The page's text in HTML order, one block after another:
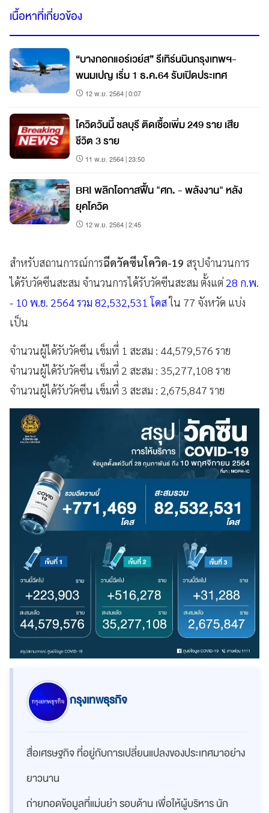
เนื้อหาที่เกี่ยวข้อง
“บางกอกแอร์เวย์ส” รีเทิร์นบินกรุงเทพฯ-
พนมเปญ เริ่ม 1 ธ.ค.64 รับเปิดประเทศ
12 พ.ย. 2564 | 0:07
โควิดวันนี้ ชลบุรี ติดเชื้อเพิ่ม 249 ราย เสีย
ชีวิต 3 ราย
11 พ.ย. 2564 | 23:50
BRI พลิกโอกาสฟื้น "ศก. - พลังงาน" หลัง
ยุคโควิด
12 พ.ย. 2564 | 2:45
สำหรับสถานการณ์การฉีดวัคซีนโควิด-19 สรุปจำนวนการ
ได้รับวัคซีนสะสม จำนวนการได้รับวัคซีนสะสม ตั้งแต่28 ก.พ.
- 10 พ.ย. 2564 รวม 82,532,531 โดสใน 77 จังหวัด แบ่ง
เป็น
จำนวนผู้ได้รับวัคซีน เข็มที่ 1 สะสม : 44,579,576 ราย
จำนวนผู้ได้รับวัคซีน เข็มที่ 2 สะสม : 35,277,108 ราย
จำนวนผู้ได้รับวัคซีน เข็มที่ 3 สะสม : 2,675,847 ราย
กรุงเทพธุรกิจ
สื่อเศรษฐกิจ ที่อยู่กับการเปลี่ยนแปลงของประเทศมาอย่าง
ยาวนาน
ถ่ายทอดข้อมูลที่แม่นยำ รอบด้าน เพื่อให้ผู้บริหาร นัก